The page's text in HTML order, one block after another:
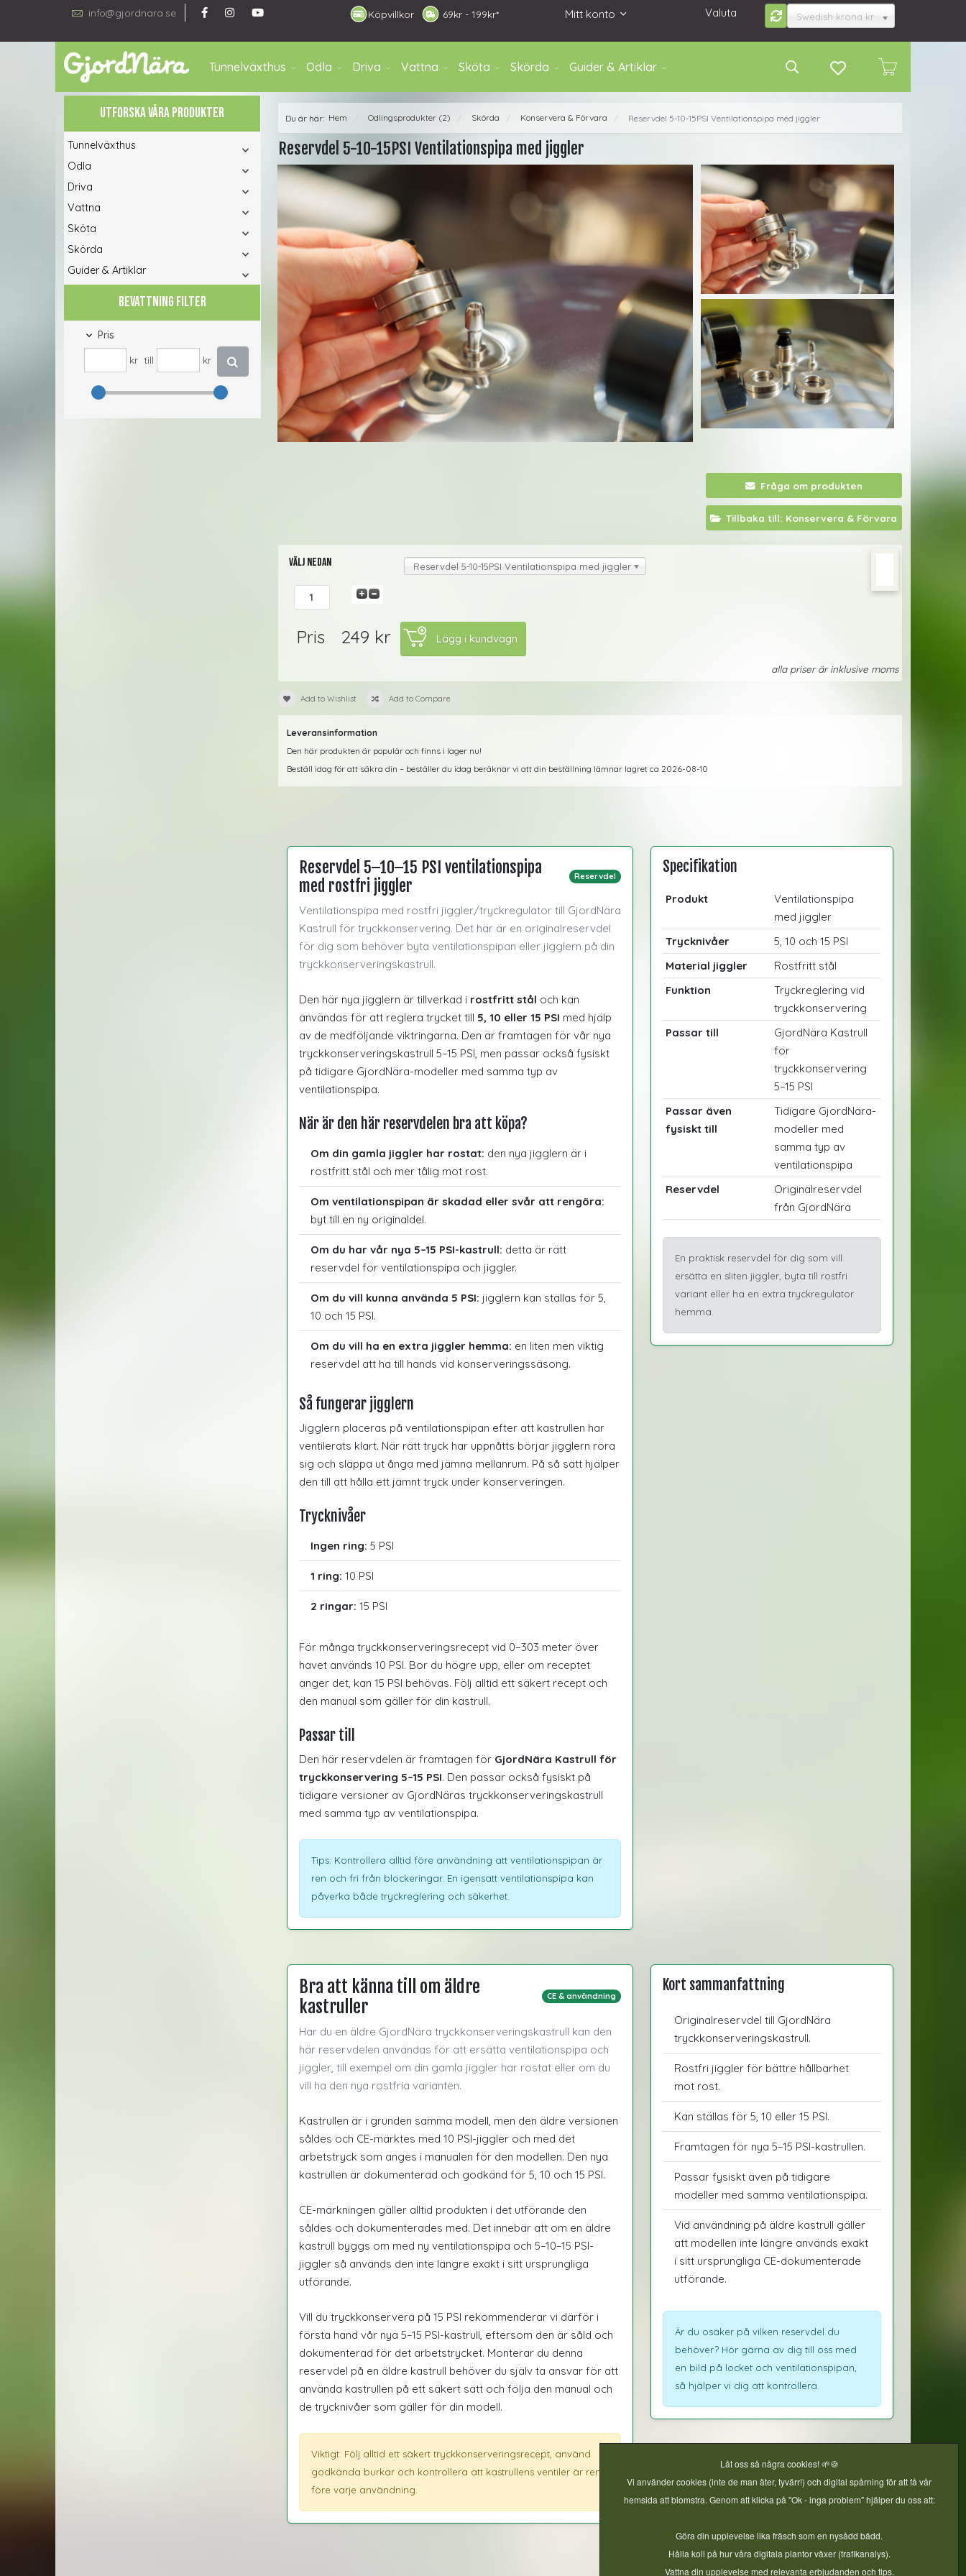
info@gjordnara.se Mitt konto
69kr - 199kr*
Köpvillkor Valuta Swedish krona kr
Tunnelväxthus Odla Driva Vattna Sköta Skörda Guider & Artiklar
UTFORSKA VÅRA PRODUKTER
Tunnelväxthus
Odla
Driva
Vattna
Sköta
Skörda
Guider & Artiklar
BEVATTNING FILTER
Pris
kr till kr
Du är här: Hem Odlingsprodukter (2) Skörda / Konservera & Förvara / Reservdel 5-10-15PSI Ventilationspipa med jiggler
Reservdel 5-10-15PSI Ventilationspipa med jiggler
Fråga om produkten
Tillbaka till: Konservera & Förvara
Välj nedan Reservdel 5-10-15PSI Ventilationspipa med jiggler
Pris 249 kr
alla priser är inklusive moms
Add to Wishlist Add to Compare
Leveransinformation
Den här produkten är populär och finns i lager nu!
Beställ idag för att säkra din – beställer du idag beräknar vi att din beställning lämnar lagret ca 2026-08-10
Reservdel 5–10–15 PSI ventilationspipa
med rostfri jiggler
Reservdel
Ventilationspipa med rostfri jiggler/tryckregulator till GjordNära
Kastrull för tryckkonservering. Det här är en originalreservdel
för dig som behöver byta ventilationspipan eller jigglern på din
tryckkonserveringskastrull.
Den här nya jigglern är tillverkad i rostfritt stål och kan
användas för att reglera trycket till 5, 10 eller 15 PSI med hjälp
av de medföljande viktringarna. Den är framtagen för vår nya
tryckkonserveringskastrull 5–15 PSI, men passar också fysiskt
på tidigare GjordNära-modeller med samma typ av
ventilationspipa.
När är den här reservdelen bra att köpa?
Om din gamla jiggler har rostat: den nya jigglern är i
rostfritt stål och mer tålig mot rost.
Om ventilationspipan är skadad eller svår att rengöra:
byt till en ny originaldel.
Om du har vår nya 5–15 PSI-kastrull: detta är rätt
reservdel för ventilationspipa och jiggler.
Om du vill kunna använda 5 PSI: jigglern kan ställas för 5,
10 och 15 PSI.
Om du vill ha en extra jiggler hemma: en liten men viktig
reservdel att ha till hands vid konserveringssäsong.
Så fungerar jigglern
Jigglern placeras på ventilationspipan efter att kastrullen har
ventilerats klart. När rätt tryck har uppnåtts börjar jigglern röra
sig och släppa ut ånga med jämna mellanrum. På så sätt hjälper
den till att hålla ett jämnt tryck under konserveringen.
Trycknivåer
Ingen ring: 5 PSI
1 ring: 10 PSI
2 ringar: 15 PSI
För många tryckkonserveringsrecept vid 0–303 meter över
havet används 10 PSI. Bor du högre upp, eller om receptet
anger det, kan 15 PSI behövas. Följ alltid ett säkert recept och
den manual som gäller för din kastrull.
Passar till
Den här reservdelen är framtagen för GjordNära Kastrull för
tryckkonservering 5–15 PSI. Den passar också fysiskt på
tidigare versioner av GjordNäras tryckkonserveringskastrull
med samma typ av ventilationspipa.
Tips: Kontrollera alltid före användning att ventilationspipan är
ren och fri från blockeringar. En igensatt ventilationspipa kan
påverka både tryckreglering och säkerhet.
Specifikation
Produkt
Ventilationspipa
med jiggler
Trycknivåer
5, 10 och 15 PSI
Material jiggler
Rostfritt stål
Funktion
Tryckreglering vid
tryckkonservering
Passar till
GjordNära Kastrull
för
tryckkonservering
5–15 PSI
Passar även
fysiskt till
Tidigare GjordNära-
modeller med
samma typ av
ventilationspipa
Reservdel
Originalreservdel
från GjordNära
En praktisk reservdel för dig som vill
ersätta en sliten jiggler, byta till rostfri
variant eller ha en extra tryckregulator
hemma.
Bra att känna till om äldre
kastruller
CE & användning
Har du en äldre GjordNära tryckkonserveringskastrull kan den
här reservdelen användas för att ersätta ventilationspipa och
jiggler, till exempel om din gamla jiggler har rostat eller om du
vill ha den nya rostfria varianten.
Kastrullen är i grunden samma modell, men den äldre versionen
såldes och CE-märktes med 10 PSI-jiggler och med det
arbetstryck som anges i manualen för den modellen. Den nya
kastrullen är dokumenterad och godkänd för 5, 10 och 15 PSI.
CE-märkningen gäller alltid produkten i det utförande den
såldes och dokumenterades med. Det innebär att om en äldre
kastrull byggs om med ny ventilationspipa och 5–10–15 PSI-
jiggler så används den inte längre exakt i sitt ursprungliga
utförande.
Vill du tryckkonservera på 15 PSI rekommenderar vi därför i
första hand vår nya 5–15 PSI-kastrull, eftersom den är såld och
dokumenterad för det arbetstrycket. Monterar du denna
reservdel på en äldre kastrull behöver du själv ta ansvar för att
använda kastrullen på ett säkert sätt och följa den manual och
de trycknivåer som gäller för din modell.
Viktigt: Följ alltid ett säkert tryckkonserveringsrecept, använd
godkända burkar och kontrollera att kastrullens ventiler är rena
före varje användning.
Kort sammanfattning
Originalreservdel till GjordNära
tryckkonserveringskastrull.
Rostfri jiggler för bättre hållbarhet
mot rost.
Kan ställas för 5, 10 eller 15 PSI.
Framtagen för nya 5–15 PSI-kastrullen.
Passar fysiskt även på tidigare
modeller med samma ventilationspipa.
Vid användning på äldre kastrull gäller
att modellen inte längre används exakt
i sitt ursprungliga CE-dokumenterade
utförande.
Är du osäker på vilken reservdel du
behöver? Hör gärna av dig till oss med
en bild på locket och ventilationspipan,
så hjälper vi dig att kontrollera.
Låt oss så några cookies! 🌱🍪
Vi använder cookies (inte de man äter, tyvärr!) och digital spårning för att få vår
hemsida att blomstra. Genom att klicka på "Ok - inga problem" hjälper du oss att:
Göra din upplevelse lika fräsch som en nysådd bädd.
Hålla koll på hur våra digitala plantor växer (trafikanalys).
Vattna din upplevelse med relevanta erbjudanden och tips.